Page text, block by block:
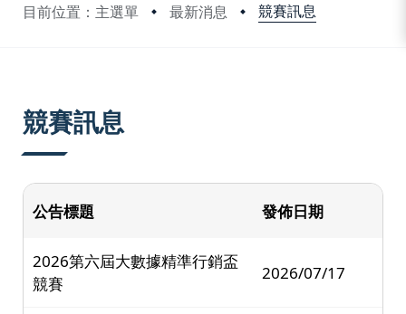
目前位置：主選單 最新消息 競賽訊息
競賽訊息
公告標題 發佈日期
2026第六屆大數據精準行銷盃
競賽
2026/07/17